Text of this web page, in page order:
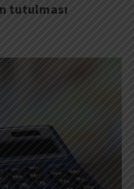
tutulması